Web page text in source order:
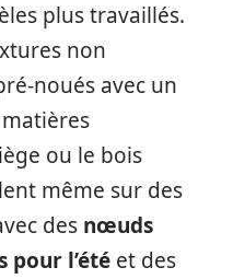
plus travaillés.
non
noués avec un
ou le bois
même sur des
des nœuds
pour l’été et des